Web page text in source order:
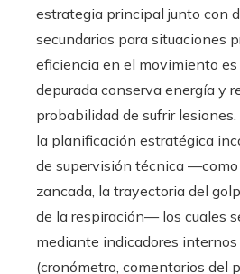
estrategia principal junto con
secundarias para situaciones
eficiencia en el movimiento
depurada conserva energía y
probabilidad de sufrir lesiones.
la planificación estratégica
de supervisión técnica —como
zancada, la trayectoria del
de la respiración— los cuales
mediante indicadores
(cronómetro, comentarios del